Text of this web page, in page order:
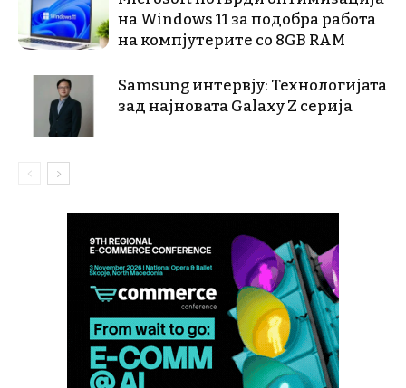
на Windows 11 за подобра работа
на компјутерите со 8GB RAM
Samsung интервју: Технологијата
зад најновата Galaxy Z серија